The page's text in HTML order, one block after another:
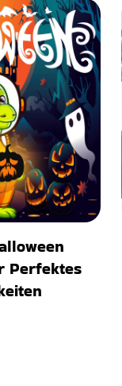
Perfektes